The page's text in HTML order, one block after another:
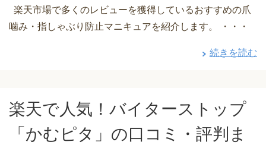
楽天市場で多くのレビューを獲得しているおすすめの爪
噛み・指しゃぶり防止マニキュアを紹介します。 ・・・
続きを読む
楽天で人気！バイターストップ
「かむピタ」の口コミ・評判ま